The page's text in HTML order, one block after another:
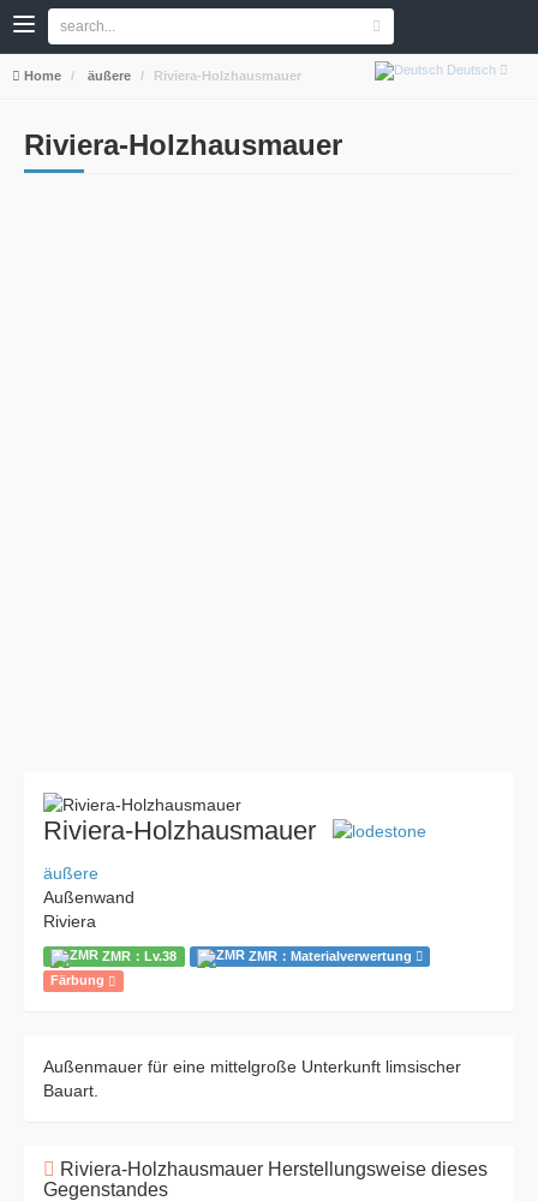
Deutsch
Home äußere Riviera-Holzhausmauer
Riviera-Holzhausmauer
Riviera-Holzhausmauer
äußere
Außenwand
Riviera
ZMR：Lv.38
ZMR：Materialverwertung
Färbung
Außenmauer für eine mittelgroße Unterkunft limsischer
Bauart.
Riviera-Holzhausmauer Herstellungsweise dieses
Gegenstandes